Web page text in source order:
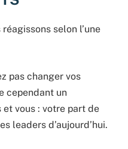
selon l’une
pas changer vos
cependant un
vous : votre part de
leaders d’aujourd’hui.